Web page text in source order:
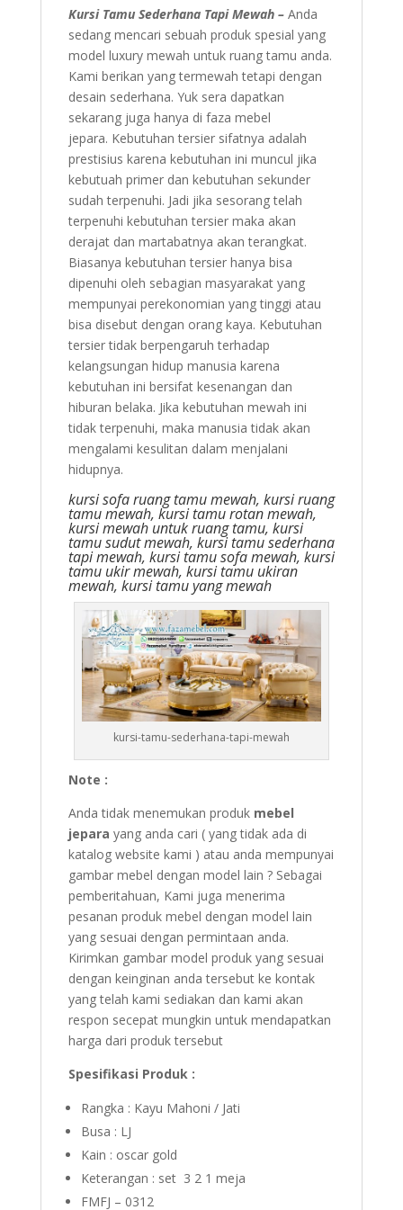
Kursi Tamu Sederhana Tapi Mewah – Anda
sedang mencari sebuah produk spesial yang
model luxury mewah untuk ruang tamu anda.
Kami berikan yang termewah tetapi dengan
desain sederhana. Yuk sera dapatkan
sekarang juga hanya di faza mebel
jepara. Kebutuhan tersier sifatnya adalah
prestisius karena kebutuhan ini muncul jika
kebutuah primer dan kebutuhan sekunder
sudah terpenuhi. Jadi jika sesorang telah
terpenuhi kebutuhan tersier maka akan
derajat dan martabatnya akan terangkat.
Biasanya kebutuhan tersier hanya bisa
dipenuhi oleh sebagian masyarakat yang
mempunyai perekonomian yang tinggi atau
bisa disebut dengan orang kaya. Kebutuhan
tersier tidak berpengaruh terhadap
kelangsungan hidup manusia karena
kebutuhan ini bersifat kesenangan dan
hiburan belaka. Jika kebutuhan mewah ini
tidak terpenuhi, maka manusia tidak akan
mengalami kesulitan dalam menjalani
hidupnya.
kursi sofa ruang tamu mewah, kursi ruang
tamu mewah, kursi tamu rotan mewah,
kursi mewah untuk ruang tamu, kursi
tamu sudut mewah, kursi tamu sederhana
tapi mewah, kursi tamu sofa mewah, kursi
tamu ukir mewah, kursi tamu ukiran
mewah, kursi tamu yang mewah
kursi-tamu-sederhana-tapi-mewah
Note :
Anda tidak menemukan produk mebel
jepara yang anda cari ( yang tidak ada di
katalog website kami ) atau anda mempunyai
gambar mebel dengan model lain ? Sebagai
pemberitahuan, Kami juga menerima
pesanan produk mebel dengan model lain
yang sesuai dengan permintaan anda.
Kirimkan gambar model produk yang sesuai
dengan keinginan anda tersebut ke kontak
yang telah kami sediakan dan kami akan
respon secepat mungkin untuk mendapatkan
harga dari produk tersebut
Spesifikasi Produk :
Rangka : Kayu Mahoni / Jati
Busa : LJ
Kain : oscar gold
Keterangan : set 3 2 1 meja
FMFJ – 0312